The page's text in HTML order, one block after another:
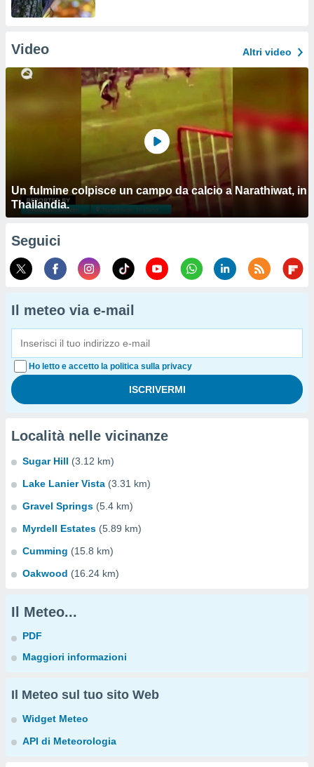
Video Altri video
Un fulmine colpisce un campo da calcio a Narathiwat, in
Thailandia.
Seguici
Il meteo via e-mail
Ho letto e accetto la politica sulla privacy
Località nelle vicinanze
Sugar Hill (3.12 km)
Lake Lanier Vista (3.31 km)
Gravel Springs (5.4 km)
Myrdell Estates (5.89 km)
Cumming (15.8 km)
Oakwood (16.24 km)
Il Meteo...
PDF
Maggiori informazioni
Il Meteo sul tuo sito Web
Widget Meteo
API di Meteorologia